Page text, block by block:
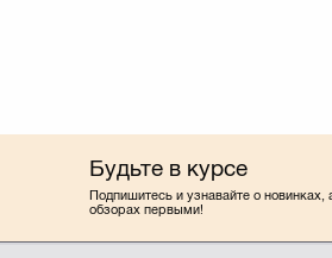
Будьте в курсе
Подпишитесь и узнавайте о новинках,
обзорах первыми!